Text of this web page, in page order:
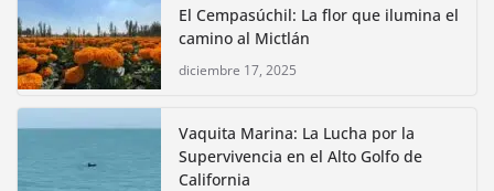
El Cempasúchil: La flor que ilumina el
camino al Mictlán
diciembre 17, 2025
Vaquita Marina: La Lucha por la
Supervivencia en el Alto Golfo de
California